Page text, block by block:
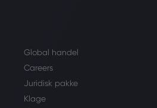
Global handel
Careers
Juridisk pakke
Klage